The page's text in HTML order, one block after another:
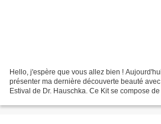
Hello, j'espère que vous allez bien !
présenter ma dernière découverte beauté
Estival de Dr. Hauschka. Ce Kit se compose